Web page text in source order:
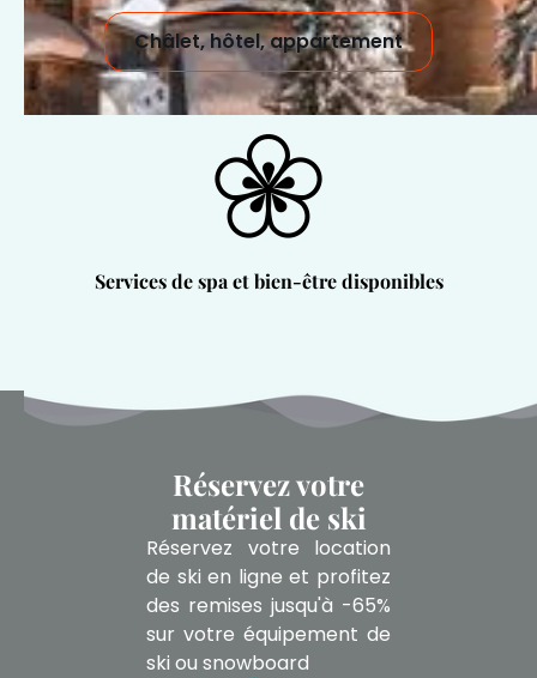
Châlet, hôtel, appartement
Services de spa et bien-être disponibles
Réservez votre
matériel de ski
Réservez votre location
de ski en ligne et profitez
des remises jusqu'à -65%
sur votre équipement de
ski ou snowboard